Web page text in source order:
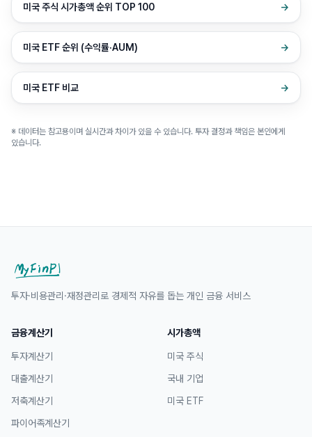
미국 주식 시가총액 순위 TOP 100 →
미국 ETF 순위 (수익률·AUM) →
미국 ETF 비교 →
※ 데이터는 참고용이며 실시간과 차이가 있을 수 있습니다. 투자 결정과 책임은 본인에게
있습니다.
투자·비용관리·재정관리로 경제적 자유를 돕는 개인 금융 서비스
금융계산기
투자계산기
대출계산기
저축계산기
파이어족계산기
시가총액
미국 주식
국내 기업
미국 ETF